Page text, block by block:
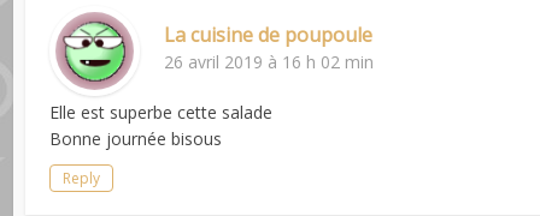
La cuisine de poupoule
26 avril 2019 à 16 h 02 min
Elle est superbe cette salade
Bonne journée bisous
Reply